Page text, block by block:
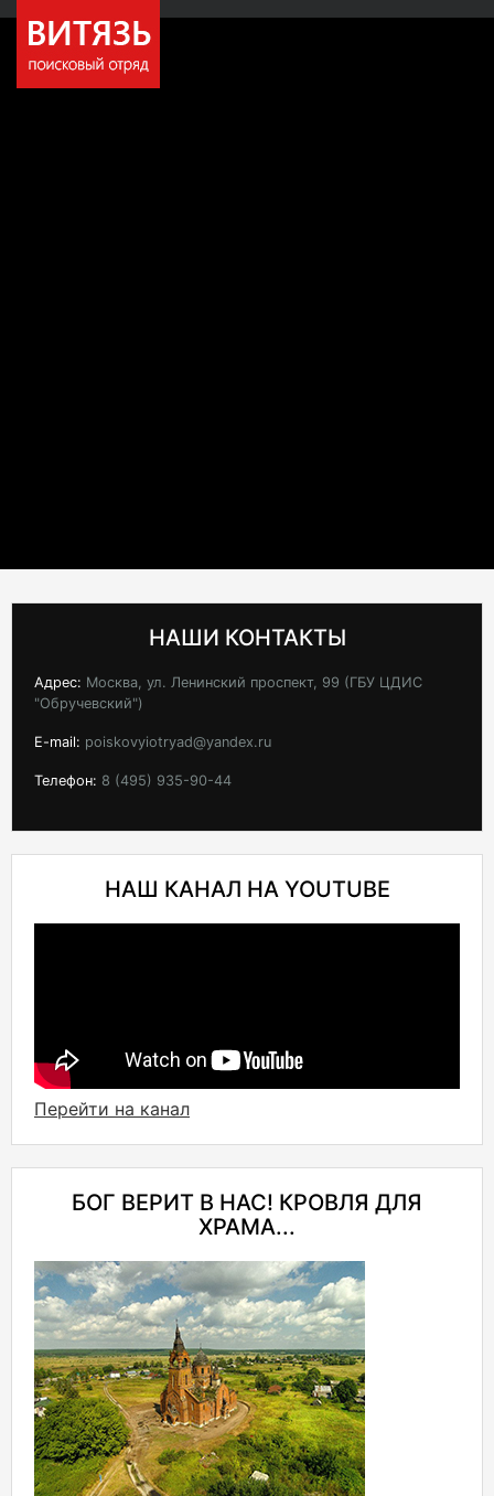
НАШИ КОНТАКТЫ
Адрес: Москва, ул. Ленинский проспект, 99 (ГБУ ЦДИС
"Обручевский")
E-mail: poiskovyiotryad@yandex.ru
Телефон: 8 (495) 935-90-44
НАШ КАНАЛ НА YOUTUBE
Перейти на канал
БОГ ВЕРИТ В НАС! КРОВЛЯ ДЛЯ
ХРАМА...